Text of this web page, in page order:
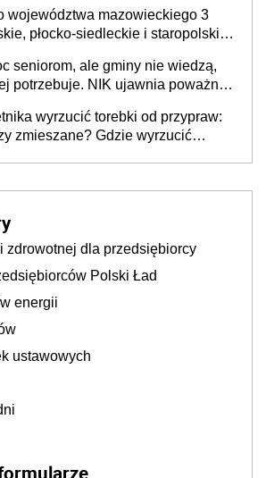
województwa mazowieckiego 3
płocko-siedleckie i staropolskie.
seniorom, ale gminy nie wiedzą,
potrzebuje. NIK ujawnia poważną
wyrzucić torebki od przypraw:
zmieszane? Gdzie wyrzucić
zdrowotnej dla przedsiębiorcy
Polski Ład
energii
ustawowych